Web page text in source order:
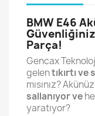
BMW E46
Parça!
Gencax
gelentıkırtı
mısınız?
sallanıyor ve
yaratıyor?